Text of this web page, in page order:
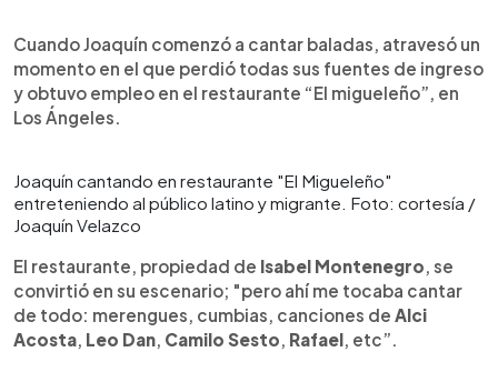
Cuando Joaquín comenzó a cantar baladas, atravesó un
momento en el que perdió todas sus fuentes de ingreso
y obtuvo empleo en el restaurante “El migueleño”, en
Los Ángeles.
Joaquín cantando en restaurante "El Migueleño"
entreteniendo al público latino y migrante. Foto: cortesía /
Joaquín Velazco
El restaurante, propiedad de Isabel Montenegro, se
convirtió en su escenario; "pero ahí me tocaba cantar
de todo: merengues, cumbias, canciones de Alci
Acosta, Leo Dan, Camilo Sesto, Rafael, etc”.